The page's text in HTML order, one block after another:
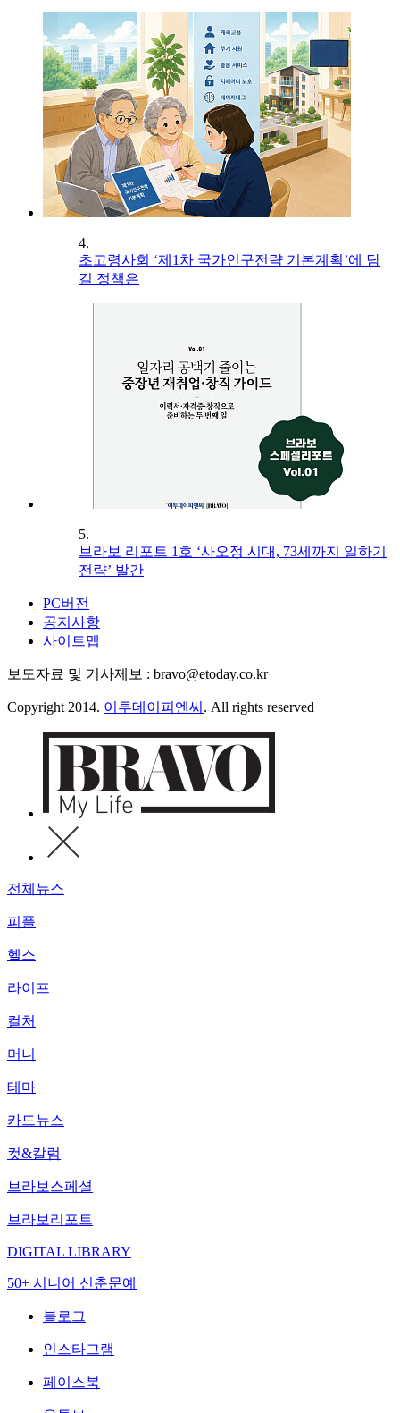
4.
초고령사회 ‘제1차 국가인구전략 기본계획’에 담
길 정책은
5.
브라보 리포트 1호 ‘사오정 시대, 73세까지 일하기
전략’ 발간
PC버전
공지사항
사이트맵
보도자료 및 기사제보 : bravo@etoday.co.kr
Copyright 2014. 이투데이피엔씨 . All rights reserved
전체뉴스
피플
헬스
라이프
컬처
머니
테마
카드뉴스
컷&칼럼
브라보스페셜
브라보리포트
DIGITAL LIBRARY
50+ 시니어 신춘문예
블로그
인스타그램
페이스북